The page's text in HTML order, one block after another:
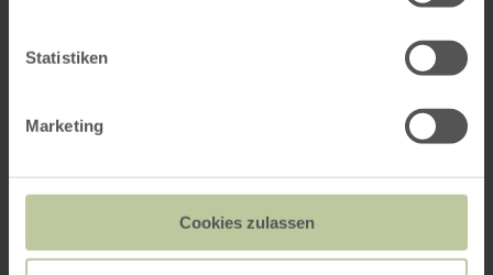
Statistiken
Marketing
Cookies zulassen